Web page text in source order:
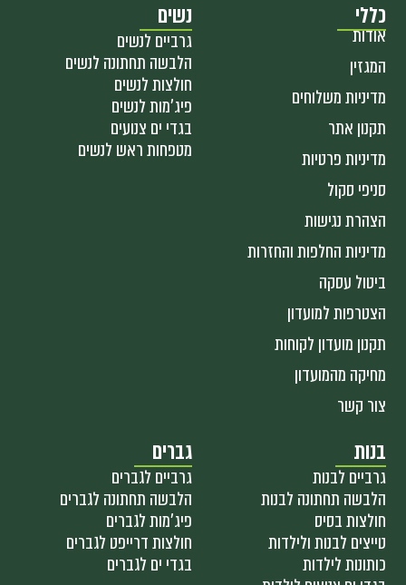
כללי
אודות
המגזין
מדיניות משלוחים
תקנון אתר
מדיניות פרטיות
סניפי סקול
הצהרת נגישות
מדיניות החלפות והחזרות
ביטול עסקה
הצטרפות למועדון
תקנון מועדון לקוחות
מחיקה מהמועדון
צור קשר
נשים
גרביים לנשים
הלבשה תחתונה לנשים
חולצות לנשים
פיג'מות לנשים
בגדי ים צנועים
מטפחות ראש לנשים
בנות
גרביים לבנות
הלבשה תחתונה לבנות
חולצות בסיס
טייצים לבנות ולילדות
כותונות לילדות
גברים
גרביים לגברים
הלבשה תחתונה לגברים
פיג'מות לגברים
חולצות דרייפט לגברים
בגדי ים לגברים